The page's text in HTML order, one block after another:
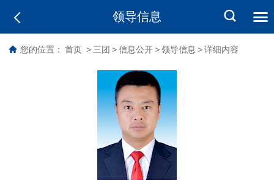
领导信息
您的位置： 首页 > 三团 > 信息公开 > 领导信息 > 详细内容